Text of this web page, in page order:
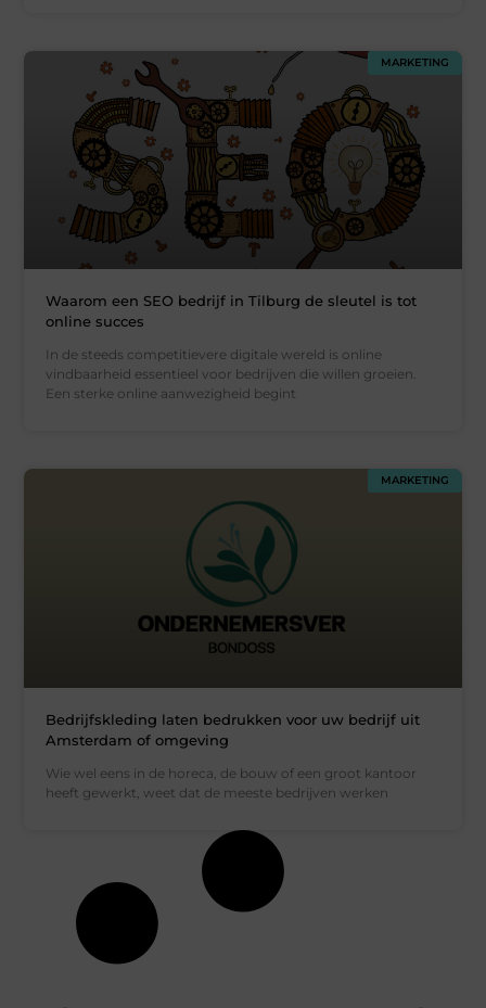
MARKETING
Waarom een SEO bedrijf in Tilburg de sleutel is tot
online succes
In de steeds competitievere digitale wereld is online
vindbaarheid essentieel voor bedrijven die willen groeien.
Een sterke online aanwezigheid begint
MARKETING
Bedrijfskleding laten bedrukken voor uw bedrijf uit
Amsterdam of omgeving
Wie wel eens in de horeca, de bouw of een groot kantoor
heeft gewerkt, weet dat de meeste bedrijven werken